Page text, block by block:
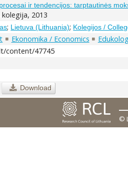
ir tendencijos: tarptautinės
kolegija, 2013
; Lietuva (Lithuania); Kolegijos /
Ekonomika / Economics
content/47745
Download
©